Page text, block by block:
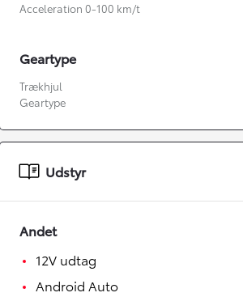
Fra kr. 349.990
Acceleration 0-100 km/t
Geartype
Trækhjul
Geartype
Udstyr
Andet
12V udtag
Android Auto